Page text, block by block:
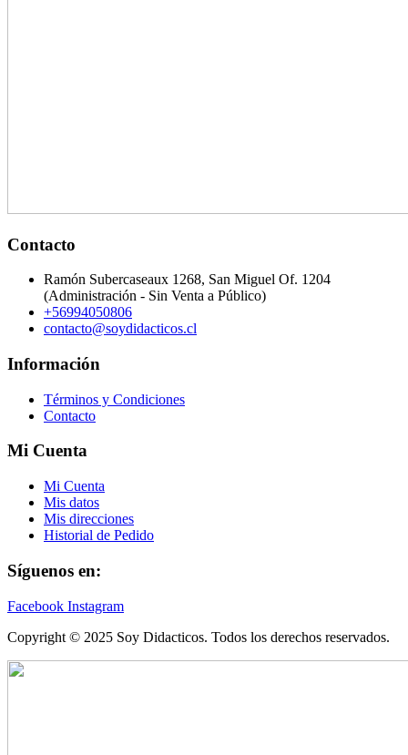
Contacto
Ramón Subercaseaux 1268, San Miguel Of. 1204
(Administración - Sin Venta a Público)
+56994050806
contacto@soydidacticos.cl
Información
Términos y Condiciones
Contacto
Mi Cuenta
Mi Cuenta
Mis datos
Mis direcciones
Historial de Pedido
Síguenos en:
Facebook Instagram
Copyright © 2025 Soy Didacticos. Todos los derechos reservados.